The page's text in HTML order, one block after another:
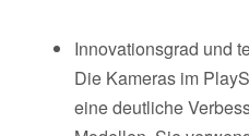
Innovationsgrad und
Die Kameras im
eine deutliche